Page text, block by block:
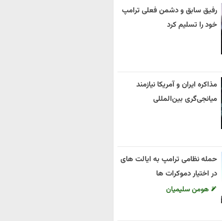
رفیق سابق و دشمن فعلی ترامپ
خود را تسلیم کرد
مذاکره ایران و آمریکا نیازمند
میانجی‌گری بین‌المللی
حمله نظامی ترامپ به ایالت های
در اختیار دموکرات ها
هومن سلیمیان